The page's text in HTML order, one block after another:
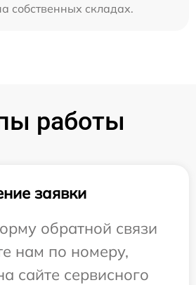
собственных складах.
работы
заявки
обратной связи
нам по номеру,
сайте сервисного